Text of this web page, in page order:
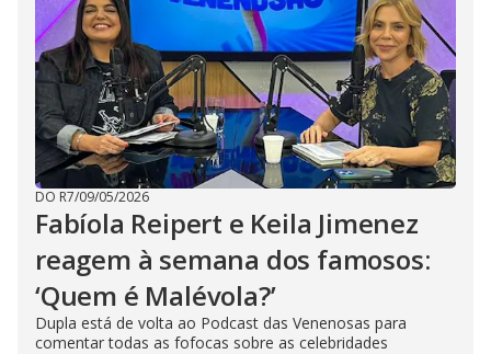
DO R7/09/05/2026
Fabíola Reipert e Keila Jimenez
reagem à semana dos famosos:
‘Quem é Malévola?’
Dupla está de volta ao Podcast das Venenosas para
comentar todas as fofocas sobre as celebridades